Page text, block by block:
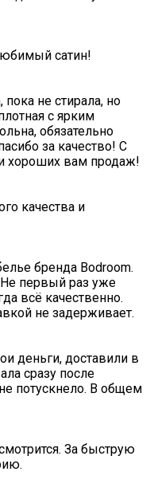
сатин!
не стирала, но
с ярким
обязательно
за качество! С
хороших вам продаж!
качества и
бренда Bodroom.
первый раз уже
всё качественно.
не задерживает.
деньги, доставили в
сразу после
потускнело. В общем
За быструю